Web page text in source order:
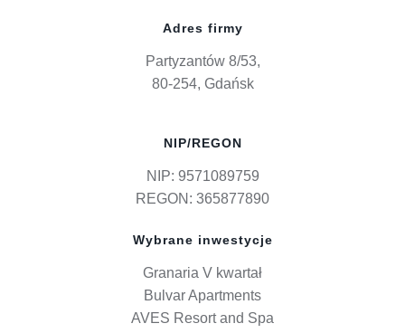
Adres firmy
Partyzantów 8/53,
80-254, Gdańsk
NIP/REGON
NIP: 9571089759
REGON: 365877890
Wybrane inwestycje
Granaria V kwartał
Bulvar Apartments
AVES Resort and Spa